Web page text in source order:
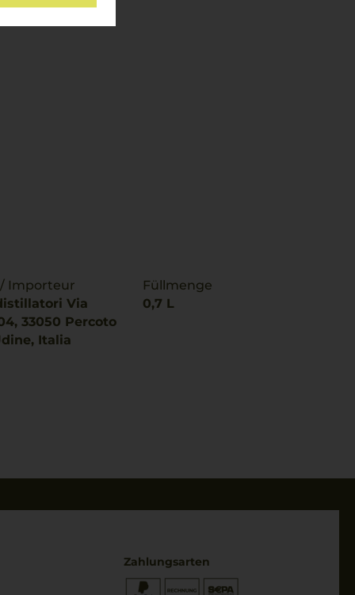
Importeur
Via
33050 Percoto
Italia
Füllmenge
0,7 L
Zahlungsarten